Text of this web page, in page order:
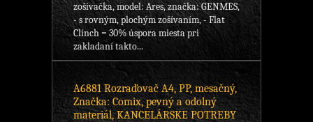
zošívačka, model: Ares, značka: GENMES,
- s rovným, plochým zošívaním, - Flat
Clinch = 30% úspora miesta pri
zakladaní takto...
A6881 Rozraďovač A4, PP, mesačný,
Značka: Comix, pevný a odolný
materiál, KANCELÁRSKE POTREBY